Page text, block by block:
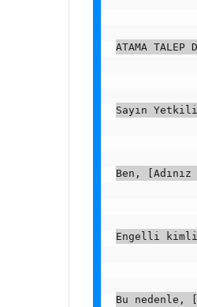
ATAMA TALEP
Sayın
Ben,
Engelli
Bu nedenle,